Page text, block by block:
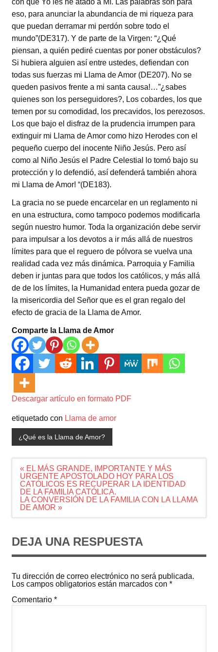
con que Yo les he atado a Mí. Las palabras son para
eso, para anunciar la abundancia de mi riqueza para
que puedan derramar mi perdón sobre todo el
mundo”(DE317). Y de parte de la Virgen: “¿Qué
piensan, a quién pediré cuentas por poner obstáculos?
Si hubiera alguien así entre ustedes, defiendan con
todas sus fuerzas mi Llama de Amor (DE207). No se
queden pasivos frente a mi santa causa!…”¿sabes
quienes son los perseguidores?, Los cobardes, los que
temen por su comodidad, los precavidos, los perezosos.
Los que bajo el disfraz de la prudencia irrumpen para
extinguir mi Llama de Amor como hizo Herodes con el
pequeño cuerpo del inocente Niño Jesús. Pero así
como al Niño Jesús el Padre Celestial lo tomó bajo su
protección y lo defendió, así defenderá también ahora
mi Llama de Amor! “(DE183).
La gracia no se puede encarcelar en un reglamento ni
en una estructura, como tampoco podemos modificarla
según nuestro humor. Toda la organización debe servir
para impulsar a los devotos a ir más allá de nuestros
límites para que el reguero de pólvora se vuelva una
realidad cada vez más dinámica. Parroquia y Familia
deben ir juntas para que todos los católicos, y más allá
de de los límites, la Humanidad entera pueda gozar de
la misericordia del Señor que es el gran regalo del
efecto de gracia de la Llama de Amor.
Comparte la Llama de Amor
Descargar artículo en formato PDF
etiquetado con Llama de amor
¿Qué es la Llama de Amor?
Navegación
de
entradas
« EL MÁS GRANDE, IMPORTANTE Y MÁS
URGENTE APOSTOLADO HOY PARA LOS
CATÓLICOS ES RECUPERAR LA IDENTIDAD
DE LA FAMILIA CATÓLICA.
LA CONVERSIÓN DE LA FAMILIA CON LA LLAMA
DE AMOR »
DEJA UNA RESPUESTA
Tu dirección de correo electrónico no será publicada.
Los campos obligatorios están marcados con *
Comentario *